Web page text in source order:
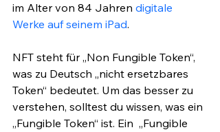
im Alter von 84 Jahren digitale
Werke auf seinem iPad.
NFT steht für „Non Fungible Token“,
was zu Deutsch „nicht ersetzbares
Token“ bedeutet. Um das besser zu
verstehen, solltest du wissen, was ein
„Fungible Token“ ist. Ein  „Fungible